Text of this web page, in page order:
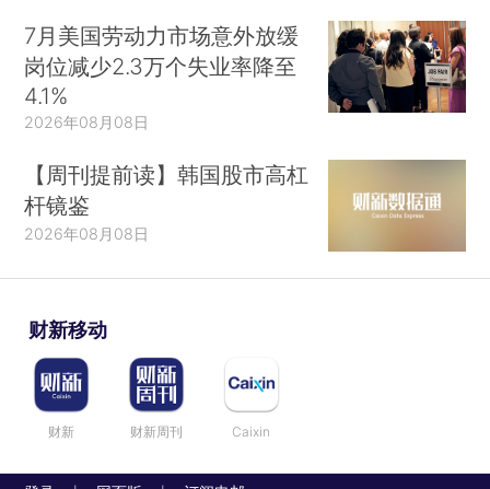
7月美国劳动力市场意外放缓
岗位减少2.3万个失业率降至
4.1%
2026年08月08日
【周刊提前读】韩国股市高杠
杆镜鉴
2026年08月08日
财新移动
财新 财新周刊 Caixin